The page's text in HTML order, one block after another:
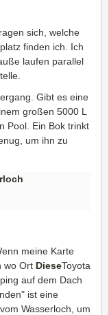
sich, welche
finden ich. Ich
laufen parallel
Gibt es eine
großen 5000 L
Pool. Ein Bok trinkt
um ihn zu
meine Karte
wo Ort DieseToyota
auf dem Dach
ist eine
Wasserloch, um